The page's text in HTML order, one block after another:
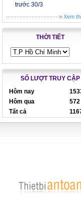
trước 30/3
Xem
THỜI TIẾT
SỐ LƯỢT TRUY CẬP
Hôm nay
Hôm qua
572
Tất cả